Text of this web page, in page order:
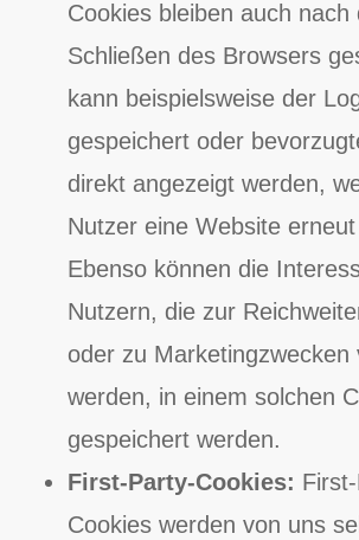
Cookies bleiben auch nach
Schließen des Browsers
kann beispielsweise der
gespeichert oder
direkt angezeigt werden,
Nutzer eine Website
Ebenso können die
Nutzern, die zur
oder zu Marketingzwecken
werden, in einem solchen
gespeichert werden.
First-Party-Cookies:
Cookies werden von uns